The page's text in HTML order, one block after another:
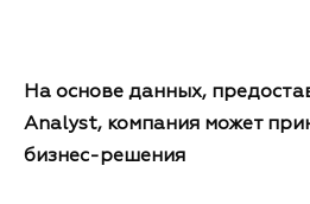
На основе данных,
Analyst, компания может
бизнес-решения